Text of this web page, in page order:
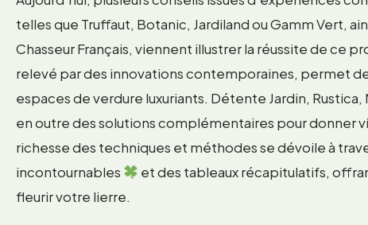
telles que Truffaut, Botanic, Jardiland ou Gamm Vert,
Chasseur Français, viennent illustrer la réussite de ce
relevé par des innovations contemporaines, permet
espaces de verdure luxuriants. Détente Jardin,
en outre des solutions complémentaires pour donner
richesse des techniques et méthodes se dévoile à
incontournables
et des tableaux récapitulatifs,
fleurir votre lierre.